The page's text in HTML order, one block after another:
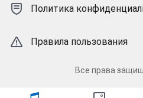
нарезкой музыки сложно будет
Соловей - mp3 и m4r композиции
Политика
Правила пользования
Все права